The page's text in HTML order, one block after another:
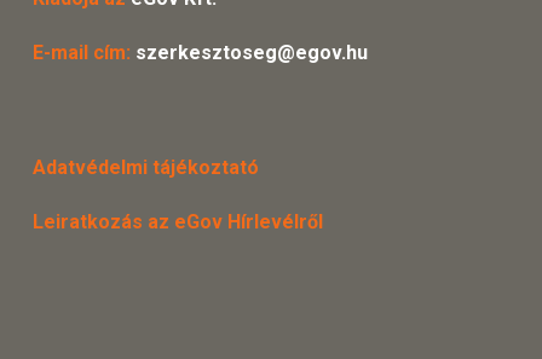
E-mail cím: szerkesztoseg@egov.hu
Adatvédelmi tájékoztató
Leiratkozás az eGov Hírlevélről